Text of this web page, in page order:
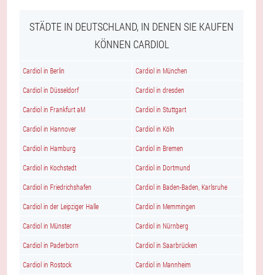
STÄDTE IN DEUTSCHLAND, IN DENEN SIE KAUFEN
KÖNNEN CARDIOL
Cardiol in Berlin Cardiol in München
Cardiol in Düsseldorf Cardiol in dresden
Cardiol in Frankfurt aM Cardiol in Stuttgart
Cardiol in Hannover Cardiol in Köln
Cardiol in Hamburg Cardiol in Bremen
Cardiol in Kochstedt Cardiol in Dortmund
Cardiol in Friedrichshafen Cardiol in Baden-Baden, Karlsruhe
Cardiol in der Leipziger Halle Cardiol in Memmingen
Cardiol in Münster Cardiol in Nürnberg
Cardiol in Paderborn Cardiol in Saarbrücken
Cardiol in Rostock Cardiol in Mannheim